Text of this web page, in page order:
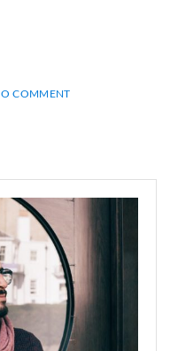
COMMENT